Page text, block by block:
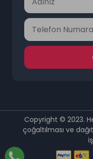
Copyright © 2023.
çoğaltılması ve